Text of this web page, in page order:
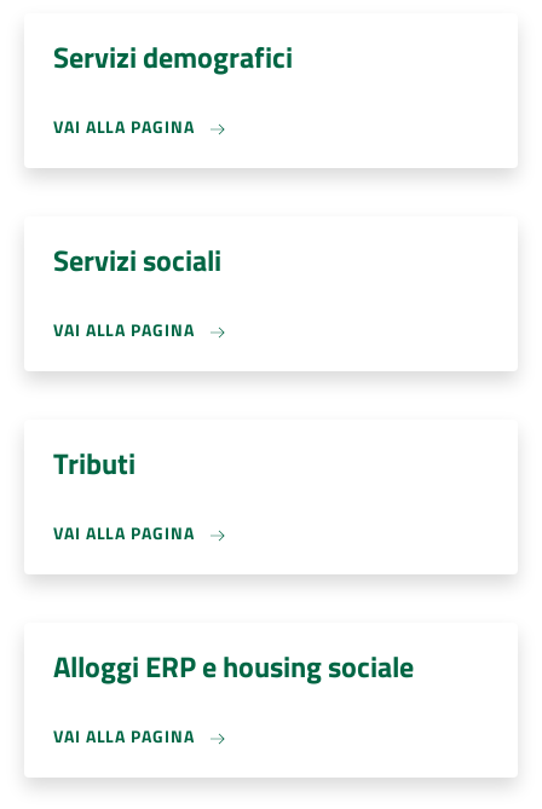
Servizi demografici
VAI ALLA PAGINA
Servizi sociali
VAI ALLA PAGINA
Tributi
VAI ALLA PAGINA
Alloggi ERP e housing sociale
VAI ALLA PAGINA